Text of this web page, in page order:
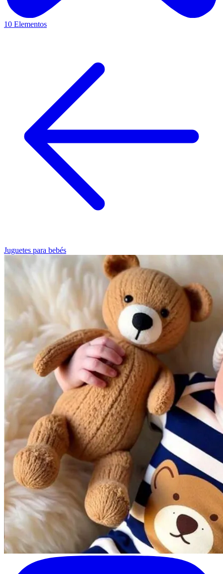
10 Elementos
Juguetes para bebés